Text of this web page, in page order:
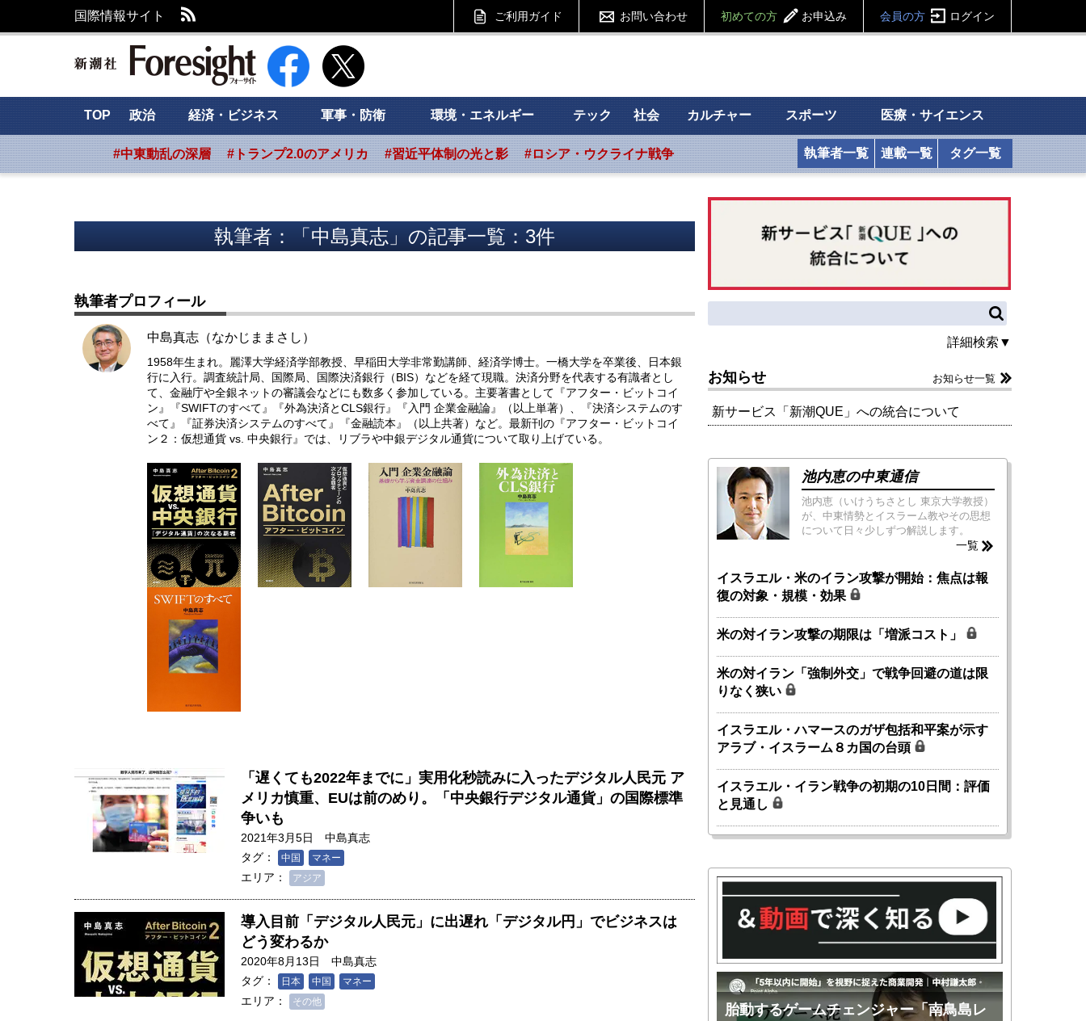
国際情報サイト ご利用ガイド お問い合わせ 初めての方 お申込み 会員の方 ログイン
新潮社 Foresight フォーサイト
TOP 政治 経済・ビジネス 軍事・防衛 環境・エネルギー テック 社会 カルチャー スポーツ 医療・サイエンス
#中東動乱の深層 #トランプ2.0のアメリカ #習近平体制の光と影 #ロシア・ウクライナ戦争 執筆者一覧 連載一覧 タグ一覧
執筆者：「中島真志」の記事一覧：3件
執筆者プロフィール
中島真志（なかじままさし）
1958年生まれ。麗澤大学経済学部教授、早稲田大学非常勤講師、経済学博士。一橋大学を卒業後、日本銀
行に入行。調査統計局、国際局、国際決済銀行（BIS）などを経て現職。決済分野を代表する有識者とし
て、金融庁や全銀ネットの審議会などにも数多く参加している。主要著書として『アフター・ビットコイ
ン』『SWIFTのすべて』『外為決済とCLS銀行』『入門 企業金融論』（以上単著）、『決済システムのす
べて』『証券決済システムのすべて』『金融読本』（以上共著）など。最新刊の『アフター・ビットコイ
ン２：仮想通貨 vs. 中央銀行』では、リブラや中銀デジタル通貨について取り上げている。
「遅くても2022年までに」実用化秒読みに入ったデジタル人民元 ア
メリカ慎重、EUは前のめり。「中央銀行デジタル通貨」の国際標準
争いも
2021年3月5日
中島真志
タグ：
中国 マネー
エリア： アジア
導入目前「デジタル人民元」に出遅れ「デジタル円」でビジネスは
どう変わるか
2020年8月13日
中島真志
タグ：
日本 中国 マネー
エリア： その他
詳細検索▼
お知らせ お知らせ一覧
新サービス「新潮QUE」への統合について
池内恵の中東通信
池内恵（いけうちさとし 東京大学教授）
が、中東情勢とイスラーム教やその思想
について日々少しずつ解説します。
一覧
イスラエル・米のイラン攻撃が開始：焦点は報
復の対象・規模・効果
米の対イラン攻撃の期限は「増派コスト」
米の対イラン「強制外交」で戦争回避の道は限
りなく狭い
イスラエル・ハマースのガザ包括和平案が示す
アラブ・イスラーム８カ国の台頭
イスラエル・イラン戦争の初期の10日間：評価
と見通し
胎動するゲームチェンジャー「南鳥島レ